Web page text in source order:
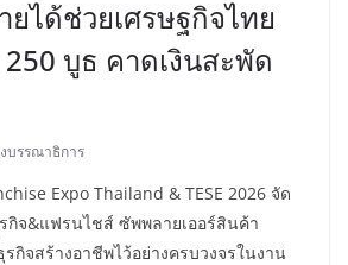
ยได้ช่วยเศรษฐกิจไทย
บูธ คาดเงินสะพัด
บรรณาธิการ
Expo Thailand & TESE 2026 จัด
กิจ&แฟรนไชส์ ซัพพลายเออร์สินค้า
กิจสร้างอาชีพไว้อย่างครบวงจรในงาน